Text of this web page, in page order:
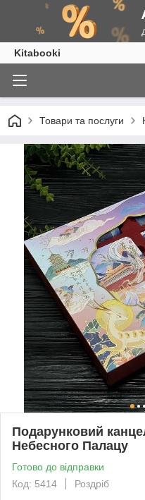
Kitabooki
Товари та послуги
Подарунковий
Небесного Палацу
Готово до відправки
Код: 5414
Роздріб